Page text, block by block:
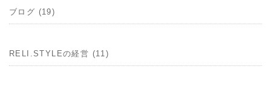
ブログ (19)
RELI.STYLEの経営 (11)